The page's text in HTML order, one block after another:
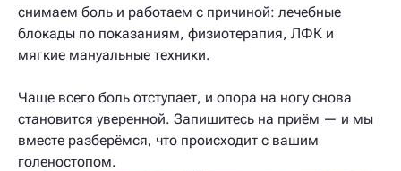
снимаем боль и работаем с причиной: лечебные
блокады по показаниям, физиотерапия, ЛФК и
мягкие мануальные техники.
Чаще всего боль отступает, и опора на ногу снова
становится уверенной. Запишитесь на приём — и мы
вместе разберёмся, что происходит с вашим
голеностопом.